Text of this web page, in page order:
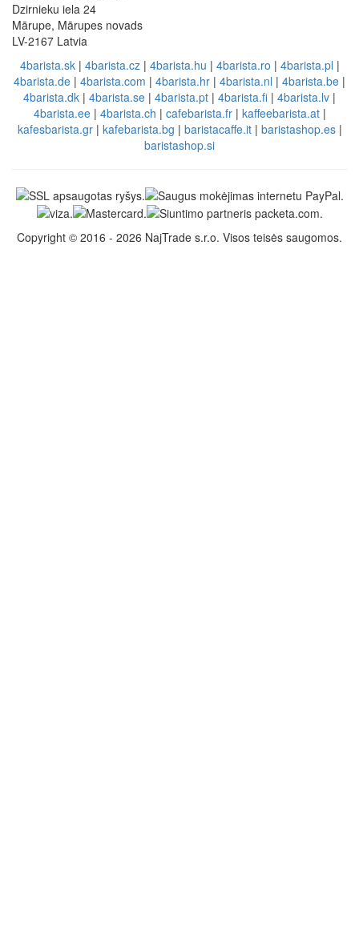
Dzirnieku iela 24
Mārupe, Mārupes novads
LV-2167 Latvia
4barista.sk| 4barista.cz| 4barista.hu | 4barista.ro | 4barista.pl |
4barista.de | 4barista.com | 4barista.hr | 4barista.nl | 4barista.be |
4barista.dk | 4barista.se | 4barista.pt | 4barista.fi | 4barista.lv |
4barista.ee| 4barista.ch | cafebarista.fr| kaffeebarista.at|
kafesbarista.gr| kafebarista.bg | baristacaffe.it| baristashop.es|
baristashop.si
Copyright © 2016 - 2026 NajTrade s.r.o. Visos teisės saugomos.